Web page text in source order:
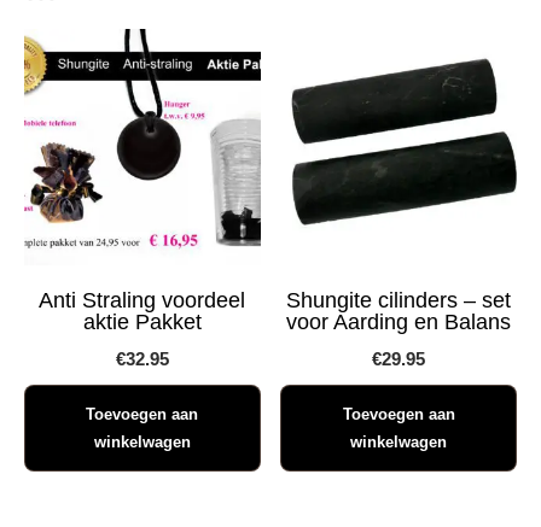
Anti Straling voordeel
aktie Pakket
€32.95
Toevoegen aan
winkelwagen
Shungite cilinders – set
voor Aarding en Balans
€29.95
Toevoegen aan
winkelwagen